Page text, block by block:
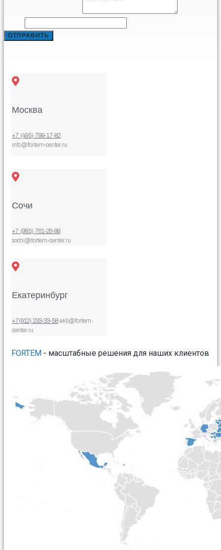
ОТПРАВИТЬ
Москва
+7 (495) 799-17-82
info@fortem-center.ru
Сочи
+7 (985) 761-26-88
sochi@fortem-center.ru
Екатеринбург
+7(912) 233-33-58 ekb@fortem-
center.ru
FORTEM - масштабные решения для наших клиентов